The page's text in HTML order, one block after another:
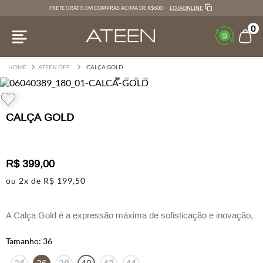
FRETE GRÁTIS EM COMPRAS ACIMA DE R$600 LOJAONLINE
0
ATEEN OFF CALÇA GOLD
CALÇA GOLD
R$ 399,00
ou 2x de R$ 199,50
A Calça Gold é a expressão máxima de sofisticação e inovação,
única. Com modelagem reta que proporciona um caimento
36